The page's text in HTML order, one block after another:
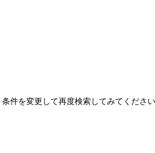
件を変更して再度検索してみてください